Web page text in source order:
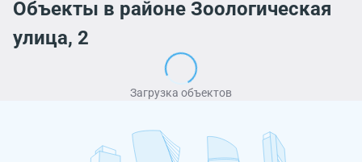
Объекты в районе Зоологическая
улица, 2
Загрузка объектов